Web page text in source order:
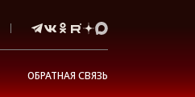
ОБРАТНАЯ СВЯЗЬ